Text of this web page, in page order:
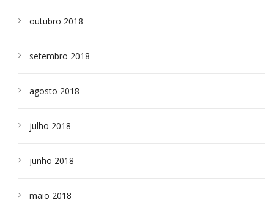
outubro 2018
setembro 2018
agosto 2018
julho 2018
junho 2018
maio 2018